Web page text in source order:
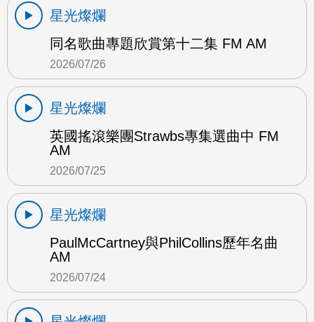
星光燦爛
同名歌曲專題欣賞第十二集 FM AM
2026/07/26
星光燦爛
英國搖滾樂團Strawbs專集選曲中 FM
AM
2026/07/25
星光燦爛
PaulMcCartney與PhilCollins歷年名曲
AM
2026/07/24